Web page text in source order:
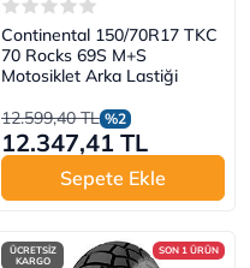
Continental 150/70R17 TKC
70 Rocks 69S M+S
Motosiklet Arka Lastiği
12.599,40 TL %2
12.347,41 TL
Sepete Ekle
ÜCRETSİZ
KARGO
SON 1 ÜRÜN